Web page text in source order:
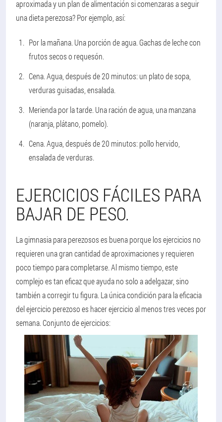
aproximada y un plan de alimentación si comenzaras a seguir
una dieta perezosa? Por ejemplo, así:
Por la mañana. Una porción de agua. Gachas de leche con
frutos secos o requesón.
Cena. Agua, después de 20 minutos: un plato de sopa,
verduras guisadas, ensalada.
Merienda por la tarde. Una ración de agua, una manzana
(naranja, plátano, pomelo).
Cena. Agua, después de 20 minutos: pollo hervido,
ensalada de verduras.
EJERCICIOS FÁCILES PARA
BAJAR DE PESO.
La gimnasia para perezosos es buena porque los ejercicios no
requieren una gran cantidad de aproximaciones y requieren
poco tiempo para completarse. Al mismo tiempo, este
complejo es tan eficaz que ayuda no solo a adelgazar, sino
también a corregir tu figura. La única condición para la eficacia
del ejercicio perezoso es hacer ejercicio al menos tres veces por
semana. Conjunto de ejercicios: